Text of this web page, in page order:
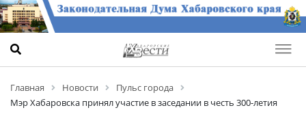
Главная Новости
Пульс города
Мэр Хабаровска принял участие в заседании в честь 300-летия